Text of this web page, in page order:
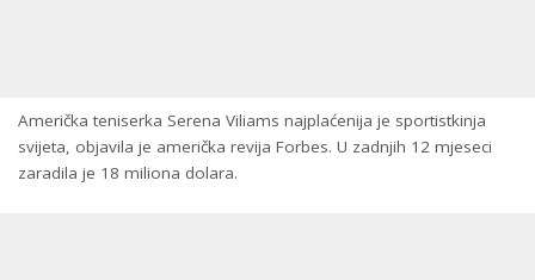
Američka teniserka Serena Viliams najplaćenija je sportistkinja
svijeta, objavila je američka revija Forbes. U zadnjih 12 mjeseci
zaradila je 18 miliona dolara.